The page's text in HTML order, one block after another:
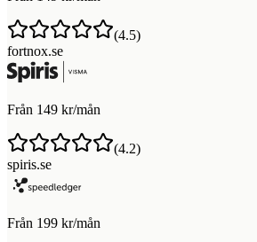
(4.5)
fortnox.se
Från 149 kr/mån
(4.2)
spiris.se
Från 199 kr/mån